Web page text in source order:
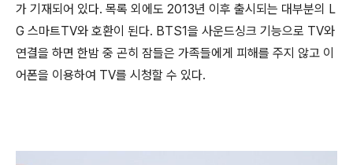
가 기재되어 있다. 목록 외에도 2013년 이후 출시되는 대부분의 L
G 스마트TV와 호환이 된다. BTS1을 사운드싱크 기능으로 TV와
연결을 하면 한밤 중 곤히 잠들은 가족들에게 피해를 주지 않고 이
어폰을 이용하여 TV를 시청할 수 있다.